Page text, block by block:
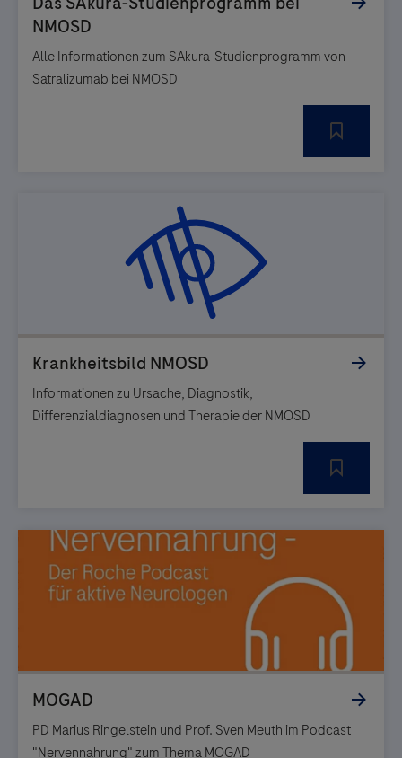
Alle Informationen zum SAkura-Studienprogramm von
Satralizumab bei NMOSD
Informationen zu Ursache, Diagnostik,
Differenzialdiagnosen und Therapie der NMOSD
PD Marius Ringelstein und Prof. Sven Meuth im Podcast
"Nervennahrung" zum Thema MOGAD